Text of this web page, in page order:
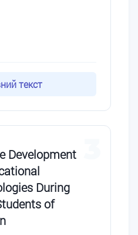
текст
Development
During
of